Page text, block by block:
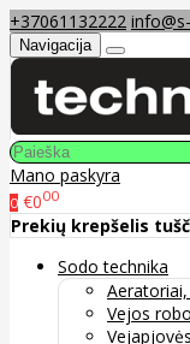
+37061132222
Navigacija
Mano paskyra
0 €000
Prekių krepšelis
Sodo technika
Vejos